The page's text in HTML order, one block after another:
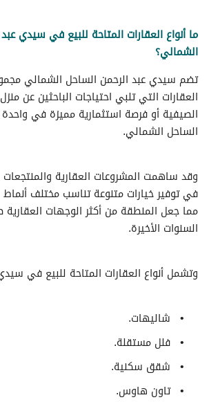
ما أنواع العقارات المتاحة للبيع في سيدي
الشمالي؟
تضم سيدي عبد الرحمن الساحل الشمالي
العقارات التي تلبي احتياجات الباحثين عن
الصيفية أو فرصة استثمارية مميزة في
الساحل الشمالي.
وقد ساهمت المشروعات العقارية والمنتجعات
في توفير خيارات متنوعة تناسب مختلف أنماط
مما جعل المنطقة من أكثر الوجهات العقارية
السنوات الأخيرة.
وتشمل أنواع العقارات المتاحة للبيع في
شاليهات.
فلل مستقلة.
شقق سكنية.
تاون هاوس.